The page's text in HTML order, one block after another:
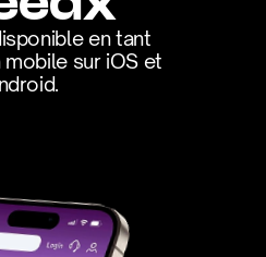
en tant
sur iOS et